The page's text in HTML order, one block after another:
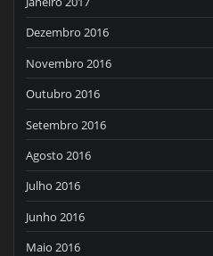
Dezembro 2016
Novembro 2016
Outubro 2016
Setembro 2016
Agosto 2016
Julho 2016
Junho 2016
Maio 2016